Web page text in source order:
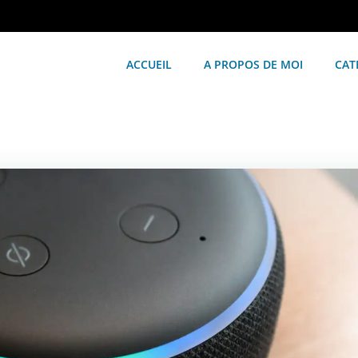
ACCUEIL A PROPOS DE MOI